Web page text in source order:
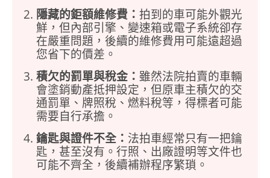
隱藏的鉅額維修費： 拍到的車可能外觀光
鮮，但內部引擎、變速箱或電子系統卻存
在嚴重問題，後續的維修費用可能遠超過
您省下的價差。
積欠的罰單與稅金： 雖然法院拍賣的車輛
會塗銷動產抵押設定，但原車主積欠的交
通罰單、牌照稅、燃料稅等，得標者可能
需要自行承擔。
鑰匙與證件不全： 法拍車經常只有一把鑰
匙，甚至沒有。行照、出廠證明等文件也
可能不齊全，後續補辦程序繁瑣。